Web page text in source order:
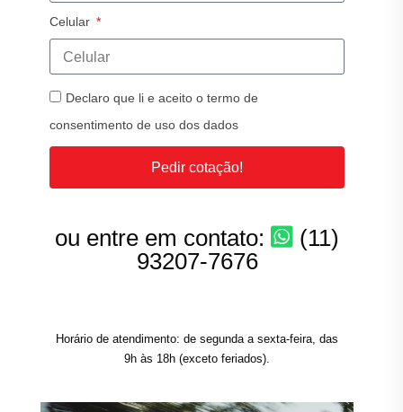
Celular
Declaro que li e aceito o termo de
consentimento de uso dos dados
Pedir cotação!
ou entre em contato:
(11)
93207-7676
Horário de atendimento: de segunda a sexta-feira, das
9h às 18h (exceto feriados).